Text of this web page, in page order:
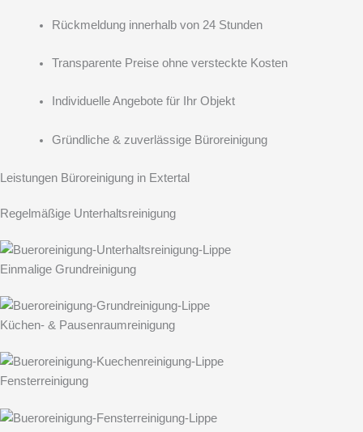
Rückmeldung innerhalb von 24 Stunden
Transparente Preise ohne versteckte Kosten
Individuelle Angebote für Ihr Objekt
Gründliche & zuverlässige Büroreinigung
Leistungen Büroreinigung in Extertal
Regelmäßige Unterhaltsreinigung
Einmalige Grundreinigung
Küchen- & Pausenraumreinigung
Fensterreinigung